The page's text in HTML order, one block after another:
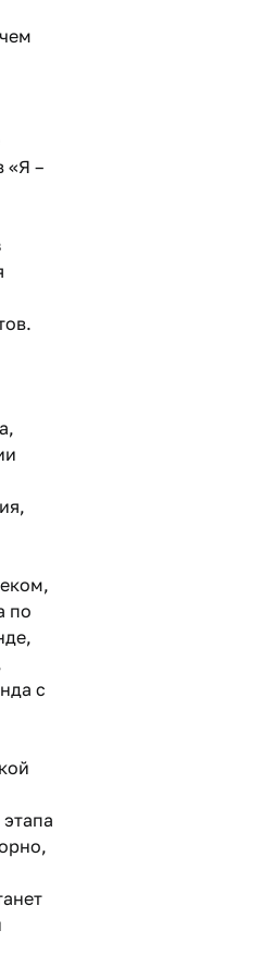
«Я –
по
с